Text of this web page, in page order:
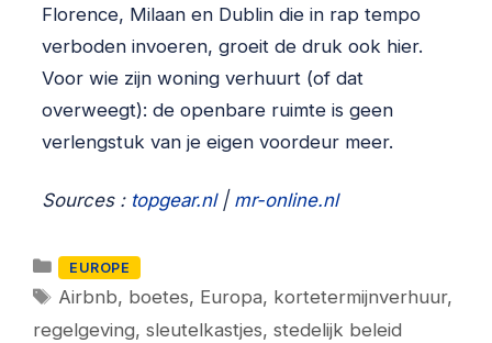
Florence, Milaan en Dublin die in rap tempo
verboden invoeren, groeit de druk ook hier.
Voor wie zijn woning verhuurt (of dat
overweegt): de openbare ruimte is geen
verlengstuk van je eigen voordeur meer.
Sources : topgear.nl| mr-online.nl
Categorieën
EUROPE
Tags
Airbnb, boetes, Europa, kortetermijnverhuur,
regelgeving, sleutelkastjes, stedelijk beleid